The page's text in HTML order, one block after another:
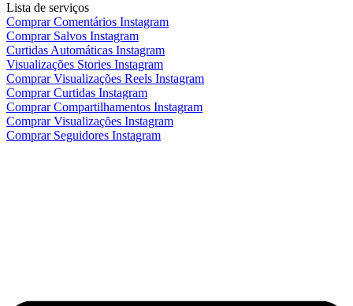
Lista de serviços
Comprar Comentários Instagram
Comprar Salvos Instagram
Curtidas Automáticas Instagram
Visualizações Stories Instagram
Comprar Visualizações Reels Instagram
Comprar Curtidas Instagram
Comprar Compartilhamentos Instagram
Comprar Visualizações Instagram
Comprar Seguidores Instagram